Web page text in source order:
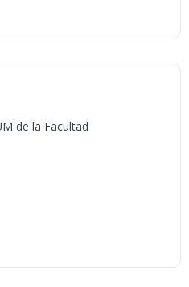
de la Facultad